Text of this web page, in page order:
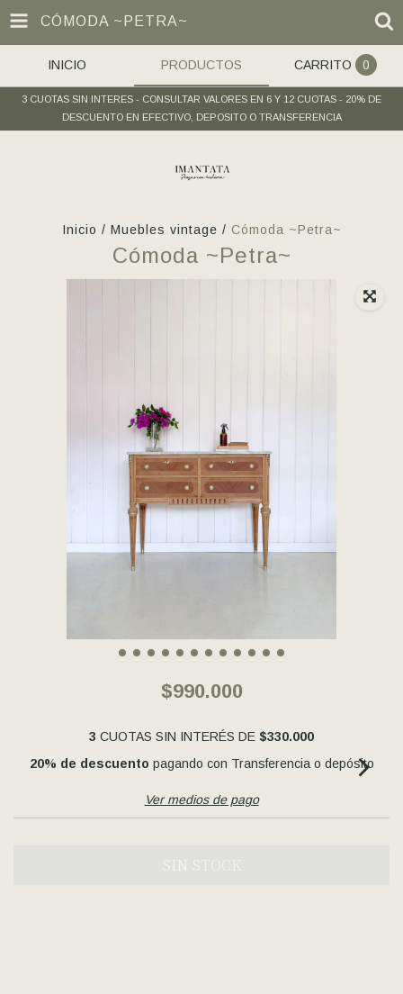
CÓMODA ~PETRA~
INICIO PRODUCTOS CARRITO 0
3 CUOTAS SIN INTERES - CONSULTAR VALORES EN 6 Y 12 CUOTAS - 20% DE
DESCUENTO EN EFECTIVO, DEPOSITO O TRANSFERENCIA
Inicio / Muebles vintage / Cómoda ~Petra~
Cómoda ~Petra~
$990.000
3 CUOTAS SIN INTERÉS DE $330.000
20% de descuento pagando con Transferencia o depósito
Ver medios de pago